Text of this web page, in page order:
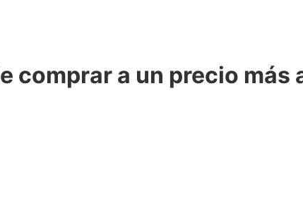
comprar a un precio más